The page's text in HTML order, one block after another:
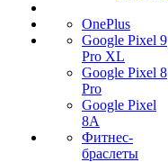
OnePlus
Google Pixel 9
Pro XL
Google Pixel 8
Pro
Google Pixel
8A
Фитнес-
браслеты